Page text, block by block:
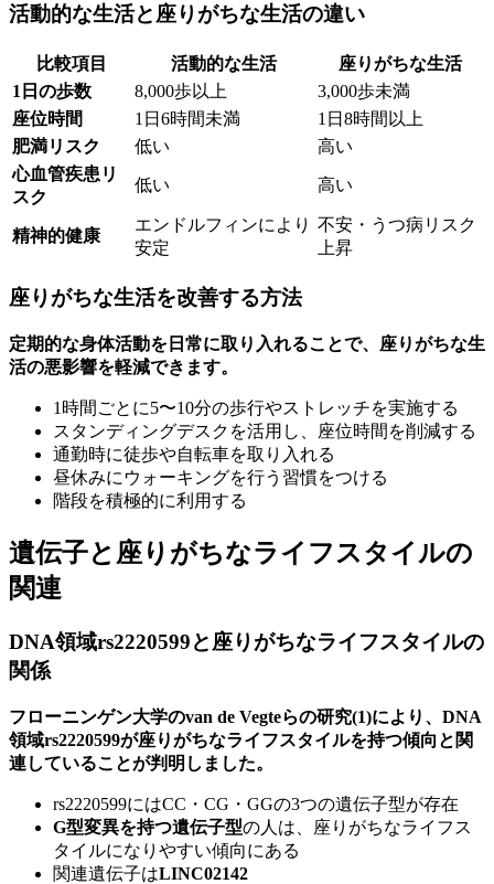
活動的な生活と座りがちな生活の違い
比較項目 活動的な生活
座りがちな生活
1日の歩数
8,000歩以上
3,000歩未満
座位時間
1日6時間未満
1日8時間以上
肥満リスク
低い
高い
心血管疾患リ
スク
低い 高い
精神的健康
エンドルフィンにより
安定
不安・うつ病リスク
上昇
座りがちな生活を改善する方法
定期的な身体活動を日常に取り入れることで、座りがちな生
活の悪影響を軽減できます。
1時間ごとに5〜10分の歩行やストレッチを実施する
スタンディングデスクを活用し、座位時間を削減する
通勤時に徒歩や自転車を取り入れる
昼休みにウォーキングを行う習慣をつける
階段を積極的に利用する
遺伝子と座りがちなライフスタイルの
関連
DNA領域rs2220599と座りがちなライフスタイルの
関係
フローニンゲン大学のvan de Vegteらの研究(1)により、DNA
領域rs2220599が座りがちなライフスタイルを持つ傾向と関
連していることが判明しました。
rs2220599にはCC・CG・GGの3つの遺伝子型が存在
G型変異を持つ遺伝子型の人は、座りがちなライフス
タイルになりやすい傾向にある
関連遺伝子はLINC02142